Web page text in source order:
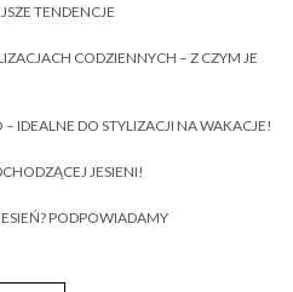
TENDENCJE
CODZIENNYCH – Z CZYM JE
IDEALNE DO STYLIZACJI NA WAKACJE!
JESIENI!
PODPOWIADAMY